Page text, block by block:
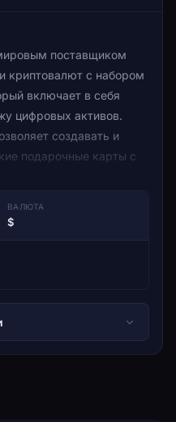
поставщиком
криптовалют с набором
включает в себя
цифровых активов.
создавать и
подарочные карты с
карту Binance,
ВАЛЮТА
$